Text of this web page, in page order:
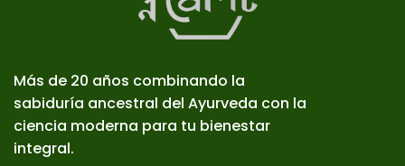
Más de 20 años combinando la
sabiduría ancestral del Ayurveda con la
ciencia moderna para tu bienestar
integral.